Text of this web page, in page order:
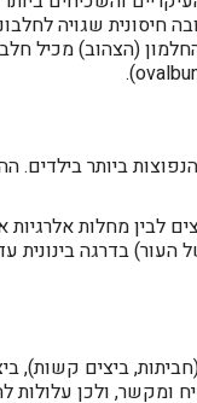
חיסונית שגויה
ביותר בילדים.
לבין מחלות
בדרגה בינונית
ביצים קשות),
ולכן עלולות